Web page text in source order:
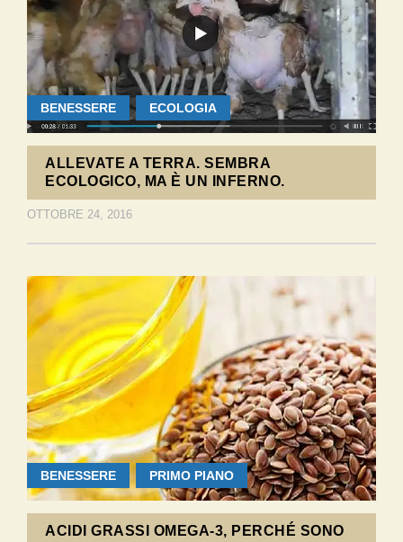
BENESSERE ECOLOGIA
ALLEVATE A TERRA. SEMBRA
ECOLOGICO, MA È UN INFERNO.
OTTOBRE 24, 2016
BENESSERE PRIMO PIANO
ACIDI GRASSI OMEGA-3, PERCHÉ SONO